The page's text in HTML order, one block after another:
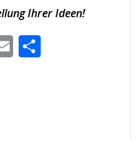
Ihrer Ideen!
Email